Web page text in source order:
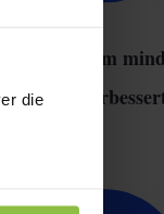
die
sich um
Note